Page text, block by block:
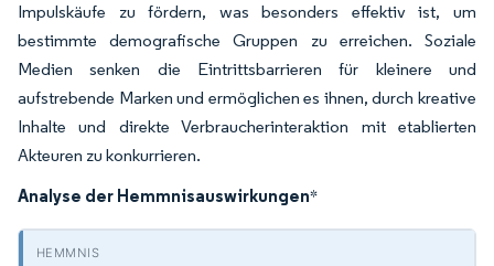
Impulskäufe zu fördern, was besonders effektiv ist, um
bestimmte demografische Gruppen zu erreichen. Soziale
Medien senken die Eintrittsbarrieren für kleinere und
aufstrebende Marken und ermöglichen es ihnen, durch kreative
Inhalte und direkte Verbraucherinteraktion mit etablierten
Akteuren zu konkurrieren.
Analyse der Hemmnisauswirkungen*